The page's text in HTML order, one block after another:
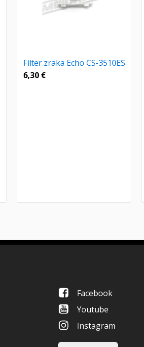
Filter zraka Echo CS-3510ES
6,30 €
Facebook
Youtube
Instagram